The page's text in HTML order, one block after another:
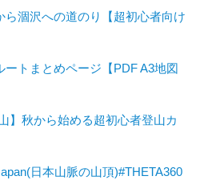
ら涸沢への道のり【超初心者向け
ートまとめページ【PDF A3地図
】秋から始める超初心者登山カ
日本山脈の山頂)#THETA360